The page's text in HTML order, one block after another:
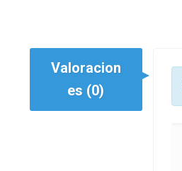
Valoracion
es (0)